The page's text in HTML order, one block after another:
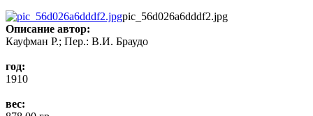
pic_56d026a6dddf2.jpg
Описание автор:
Кауфман Р.; Пер.: В.И. Браудо
год:
1910
вес: